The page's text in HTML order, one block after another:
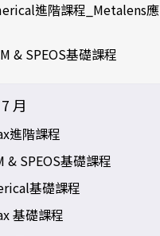
進階課程_Metalens應
& SPEOS基礎課程
月
進階課程
& SPEOS基礎課程
基礎課程
基礎課程